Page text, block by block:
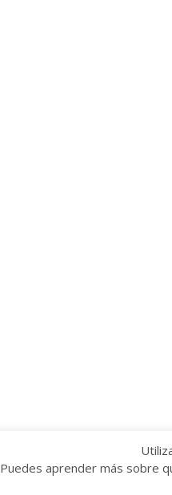
Puedes aprender más sobre